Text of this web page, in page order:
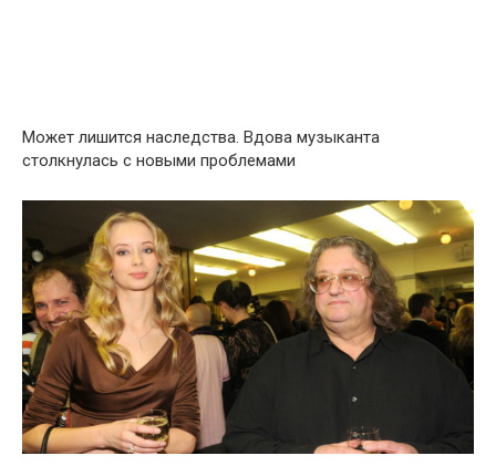
Может лишится наследства. Вдова музыканта
столкнулась с новыми проблемами